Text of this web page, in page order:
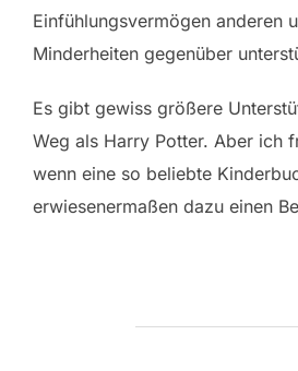
Einfühlungsvermögen anderen
Minderheiten gegenüber
Es gibt gewiss größere
Weg als Harry Potter. Aber ich
wenn eine so beliebte
erwiesenermaßen dazu einen